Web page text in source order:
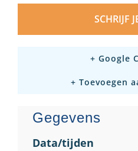
SCHRIJF
+ Google
+ Toevoegen
Gegevens
Data/tijden